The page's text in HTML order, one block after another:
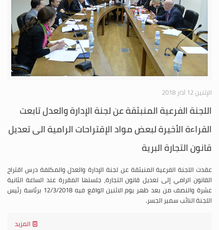
الإثنين 12 آذار 2018
اللجنة الفرعية المنبثقة عن لجنة الإدارة والعدل تابعت
القراءة الأخيرة لبعض مواد الإقتراحات الرامية الى تعديل
قانون التجارة البرية
عقدت اللجنة الفرعية المنبثقة عن لجنة الإدارة والعدل والمكلفة درس اقتراح
القانون الرامي إلى تعديل قانون التجارة، جلستها المقررة عند الساعة الثانية
عشرة والنصف من بعد ظهر يوم الاثنين الواقع فيه 12/3/2018 برئاسة رئيس
اللجنة النائب سمير الجسر.
المزيد